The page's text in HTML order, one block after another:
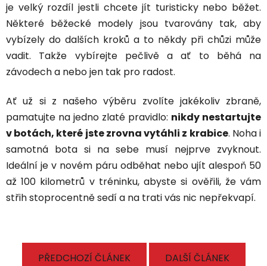
je velký rozdíl jestli chcete jít turisticky nebo běžet.
Některé běžecké modely jsou tvarovány tak, aby
vybízely do dalších kroků a to někdy při chůzi může
vadit. Takže vybírejte pečlivě a ať to běhá na
závodech a nebo jen tak pro radost.
Ať už si z našeho výběru zvolíte jakékoliv zbraně,
pamatujte na jedno zlaté pravidlo: nikdy nestartujte
v botách, které jste zrovna vytáhli z krabice. Noha i
samotná bota si na sebe musí nejprve zvyknout.
Ideální je v novém páru odběhat nebo ujít alespoň 50
až 100 kilometrů v tréninku, abyste si ověřili, že vám
střih stoprocentně sedí a na trati vás nic nepřekvapí.
PŘEDCHOZÍ ČLÁNEK DALŠÍ ČLÁNEK